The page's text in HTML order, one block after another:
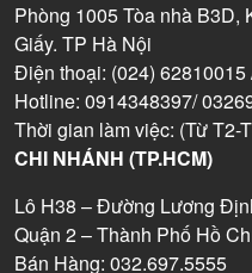
Phòng 1005 Tòa nhà B3D,
Giấy. TP Hà Nội
Điện thoại: (024)
Hotline: 0914348397/
Thời gian làm việc: (Từ T2-
CHI NHÁNH (TP.HCM)
Lô H38 – Đường Lương
Quận 2 – Thành Phố Hồ
Bán Hàng: 032.697.5555